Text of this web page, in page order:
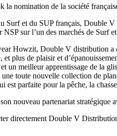
la nomination de la société
Surf et du SUP français, Double
sur l’un des marchés de Surf
Howzit, Double V distribution a
plus de plaisir et
un meilleur apprentissage de la
toute nouvelle collection de
est parfaite pour la pêche, la
nouveau partenariat
directement Double V